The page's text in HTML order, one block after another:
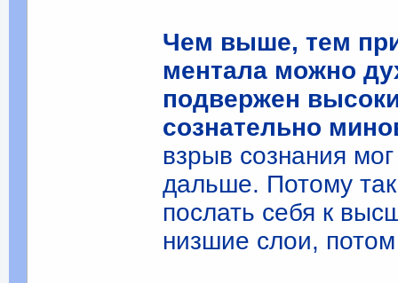
Чем выше, тем
ментала можно
подвержен
сознательно
взрыв сознания
дальше. Потому
послать себя к
низшие слои,